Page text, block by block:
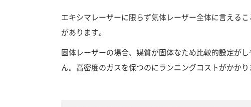
エキシマレーザーに限らず気体レーザー全体に言える
があります。
固体レーザーの場合、媒質が固体なため比較的設定が
ん。高密度のガスを保つのにランニングコストがかかり